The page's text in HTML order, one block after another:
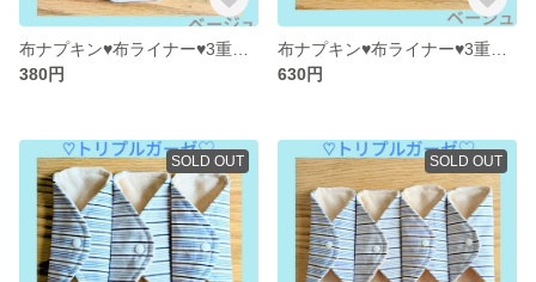
380円
630円
SOLD OUT SOLD OUT